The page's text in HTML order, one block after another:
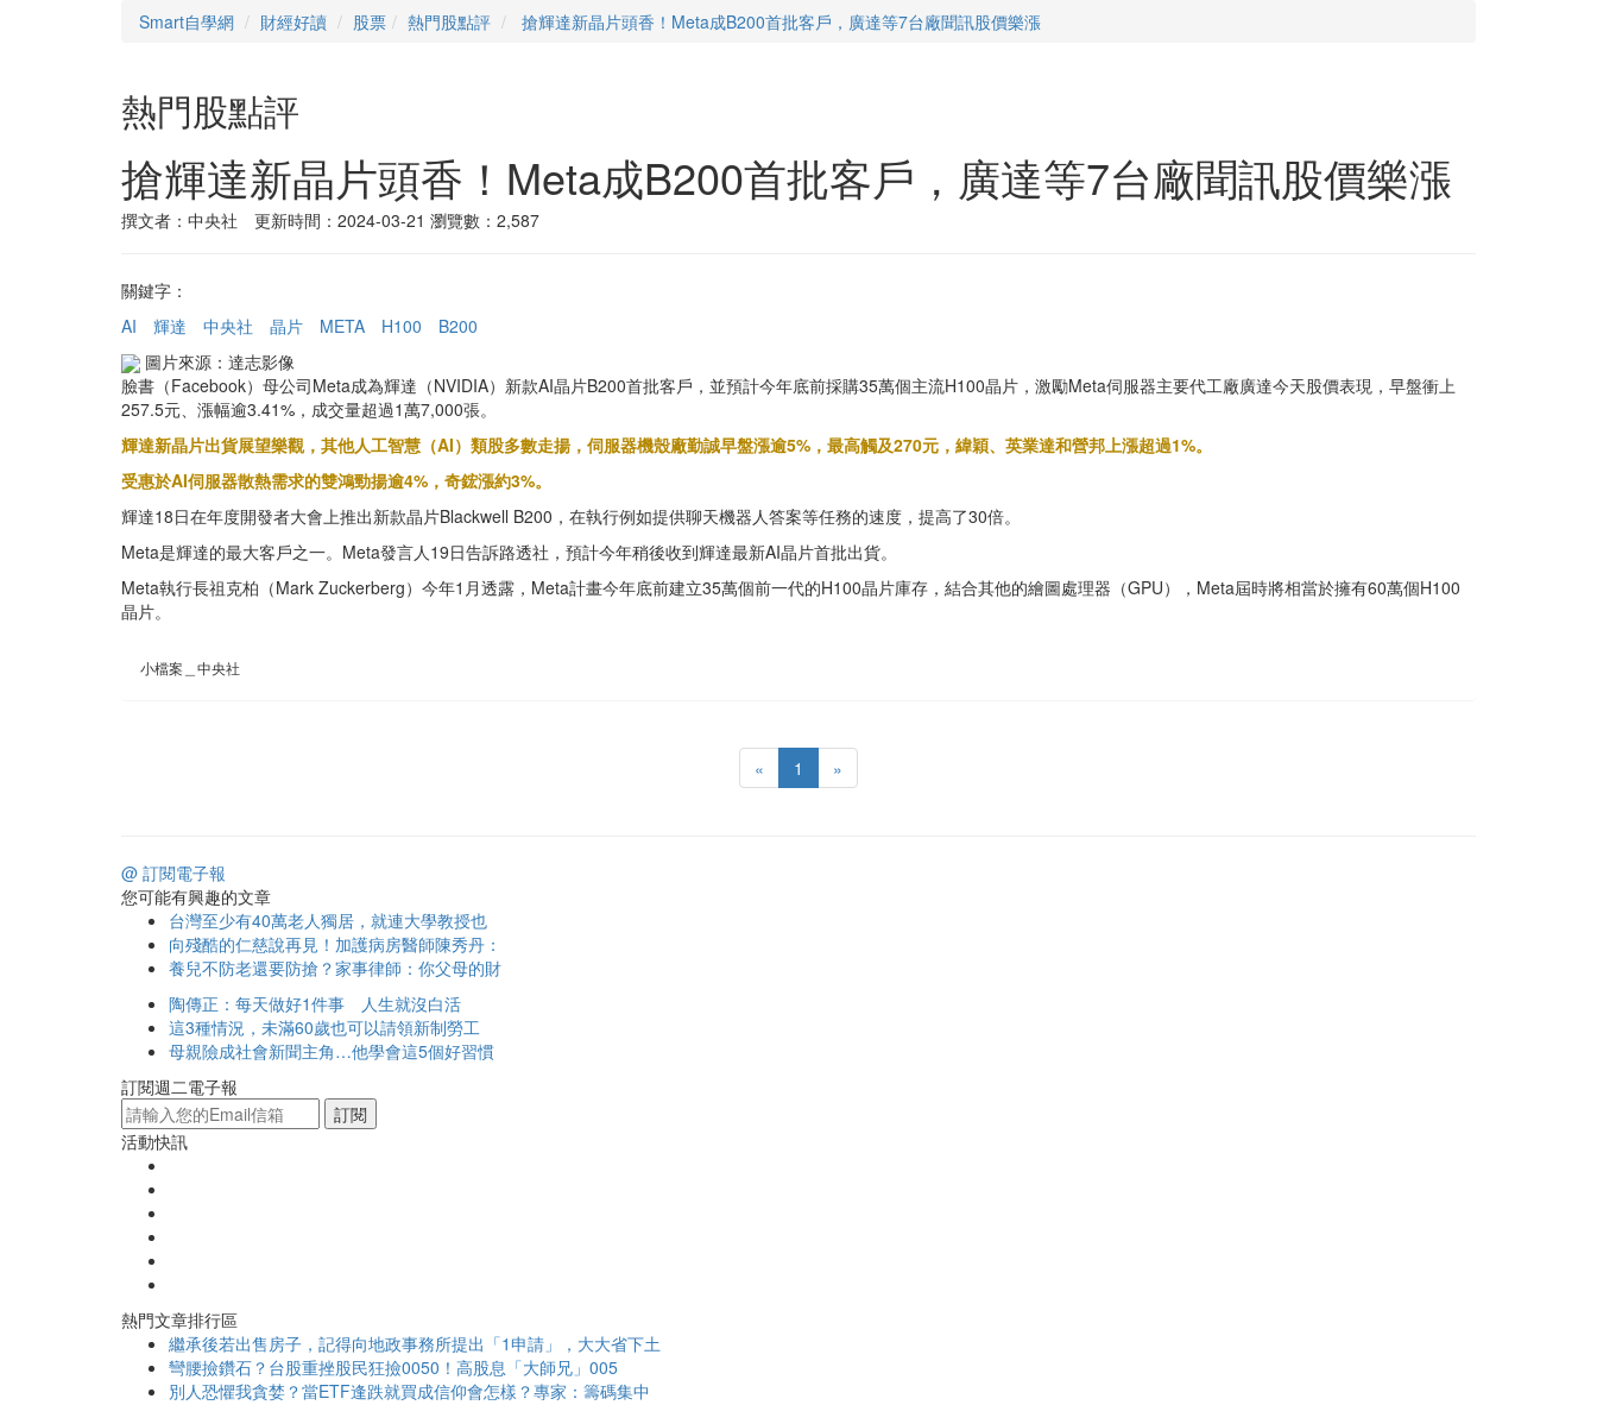
Smart自學網 財經好讀 股票 熱門股點評 搶輝達新晶片頭香！Meta成B200首批客戶，廣達等7台廠聞訊股價樂漲
熱門股點評
搶輝達新晶片頭香！Meta成B200首批客戶，廣達等7台廠聞訊股價樂漲
撰文者：中央社 更新時間：2024-03-21 瀏覽數：2,587
關鍵字：
AI
輝達 中央社 晶片 META H100
B200
圖片來源：達志影像
臉書（Facebook）母公司Meta成為輝達（NVIDIA）新款AI晶片B200首批客戶，並預計今年底前採購35萬個主流H100晶片，激勵Meta伺服器主要代工廠廣達今天股價表現，早盤衝上
257.5元、漲幅逾3.41%，成交量超過1萬7,000張。
輝達新晶片出貨展望樂觀，其他人工智慧（AI）類股多數走揚，伺服器機殼廠勤誠早盤漲逾5%，最高觸及270元，緯穎、英業達和營邦上漲超過1%。
受惠於AI伺服器散熱需求的雙鴻勁揚逾4%，奇鋐漲約3%。
輝達18日在年度開發者大會上推出新款晶片Blackwell B200，在執行例如提供聊天機器人答案等任務的速度，提高了30倍。
Meta是輝達的最大客戶之一。Meta發言人19日告訴路透社，預計今年稍後收到輝達最新AI晶片首批出貨。
Meta執行長祖克柏（Mark Zuckerberg）今年1月透露，Meta計畫今年底前建立35萬個前一代的H100晶片庫存，結合其他的繪圖處理器（GPU），Meta屆時將相當於擁有60萬個H100
晶片。
小檔案＿中央社
« 1 »
@ 訂閱電子報
您可能有興趣的文章
台灣至少有40萬老人獨居，就連大學教授也
向殘酷的仁慈說再見！加護病房醫師陳秀丹：
養兒不防老還要防搶？家事律師：你父母的財
陶傳正：每天做好1件事 人生就沒白活
這3種情況，未滿60歲也可以請領新制勞工
母親險成社會新聞主角…他學會這5個好習慣
訂閱週二電子報
訂閱
活動快訊
熱門文章排行區
繼承後若出售房子，記得向地政事務所提出「1申請」，大大省下土
彎腰撿鑽石？台股重挫股民狂撿0050！高股息「大師兄」005
別人恐懼我貪婪？當ETF逢跌就買成信仰會怎樣？專家：籌碼集中